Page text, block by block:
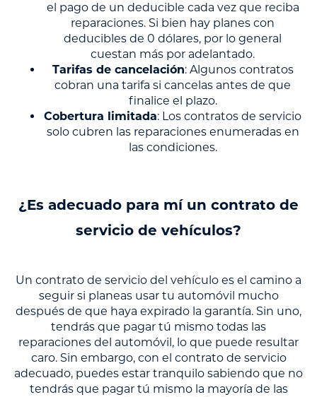
el pago de un deducible cada vez que reciba
reparaciones. Si bien hay planes con
deducibles de 0 dólares, por lo general
cuestan más por adelantado.
Tarifas de cancelación: Algunos contratos
cobran una tarifa si cancelas antes de que
finalice el plazo.
Cobertura limitada: Los contratos de servicio
solo cubren las reparaciones enumeradas en
las condiciones.
¿Es adecuado para mí un contrato de
servicio de vehículos?
Un contrato de servicio del vehículo es el camino a
seguir si planeas usar tu automóvil mucho
después de que haya expirado la garantía. Sin uno,
tendrás que pagar tú mismo todas las
reparaciones del automóvil, lo que puede resultar
caro. Sin embargo, con el contrato de servicio
adecuado, puedes estar tranquilo sabiendo que no
tendrás que pagar tú mismo la mayoría de las